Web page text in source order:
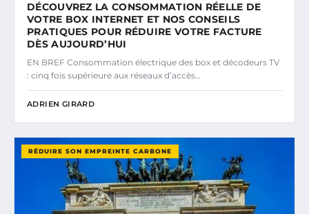
DÉCOUVREZ LA CONSOMMATION RÉELLE DE
VOTRE BOX INTERNET ET NOS CONSEILS
PRATIQUES POUR RÉDUIRE VOTRE FACTURE
DÈS AUJOURD’HUI
EN BREF Consommation électrique des box et décodeurs TV
: cinq fois supérieure aux réseaux d’accès…
ADRIEN GIRARD
RÉDUIRE SON EMPREINTE CARBONE